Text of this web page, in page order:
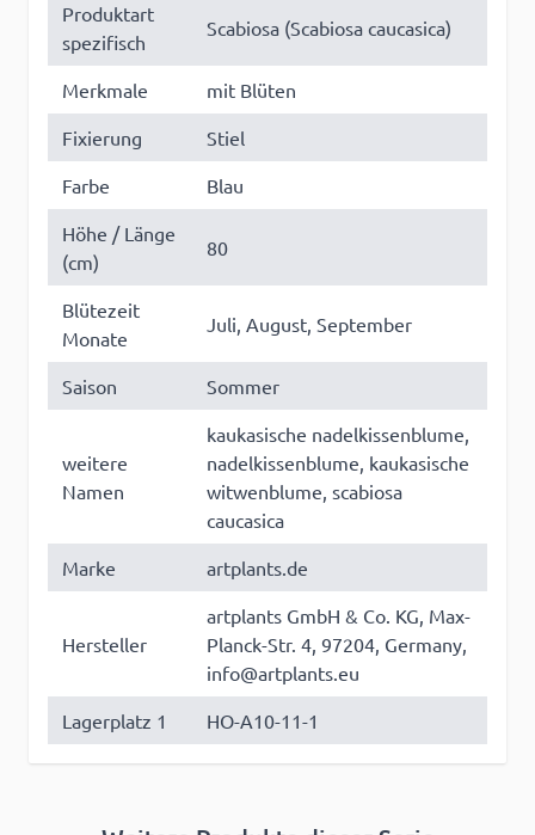
Produktart
spezifisch
Scabiosa (Scabiosa caucasica)
Merkmale
mit Blüten
Fixierung
Stiel
Farbe
Blau
Höhe / Länge
(cm)
80
Blütezeit
Monate
Juli, August, September
Saison Sommer
weitere
Namen
kaukasische nadelkissenblume,
nadelkissenblume, kaukasische
witwenblume, scabiosa
caucasica
Marke
artplants.de
Hersteller
artplants GmbH & Co. KG, Max-
Planck-Str. 4, 97204, Germany,
info@artplants.eu
Lagerplatz 1
HO-A10-11-1